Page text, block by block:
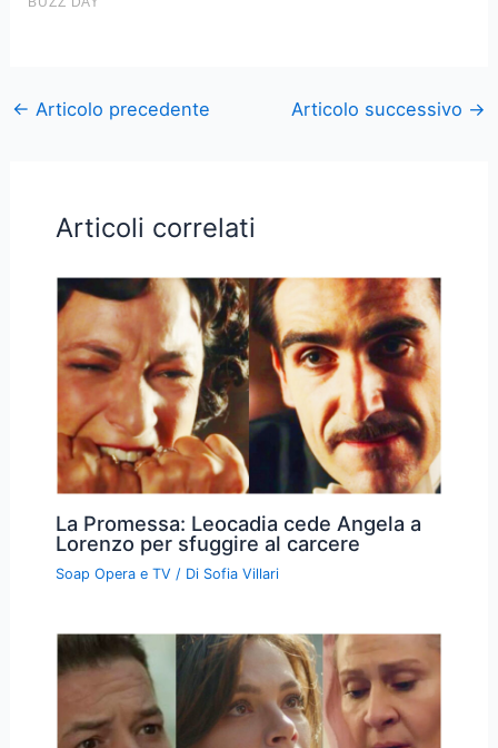
← Articolo precedente Articolo successivo →
Articoli correlati
La Promessa: Leocadia cede Angela a
Lorenzo per sfuggire al carcere
Soap Opera e TV / Di Sofia Villari